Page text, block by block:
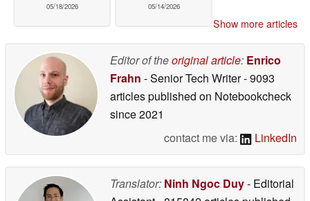
05/18/2026 05/14/2026
Show more articles
Editor of theoriginal article: Enrico
Frahn - Senior Tech Writer- 9093
articles published on Notebookcheck
since 2021
contact me via:
LinkedIn
Translator: Ninh Ngoc Duy- Editorial